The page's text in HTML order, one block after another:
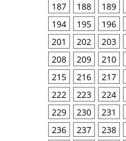
187
188 189
194
195 196
201
202 203
208
209 210
215
216 217
222
223 224
229
230 231
236
237 238